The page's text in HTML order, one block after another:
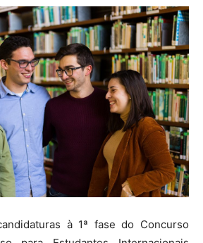
à 1ª fase do Concurso